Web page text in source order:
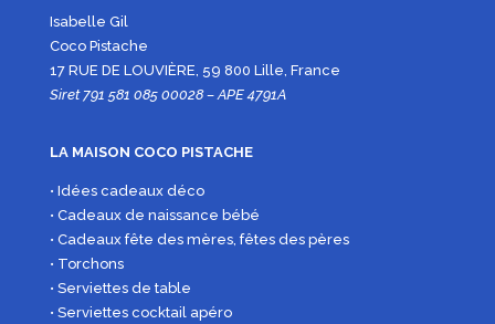
Isabelle Gil
Coco Pistache
17 RUE DE LOUVIÈRE, 59 800 Lille, France
Siret 791 581 085 00028 – APE 4791A
LA MAISON COCO PISTACHE
• Idées cadeaux déco
• Cadeaux de naissance bébé
• Cadeaux fête des mères, fêtes des pères
• Torchons
• Serviettes de table
• Serviettes cocktail apéro